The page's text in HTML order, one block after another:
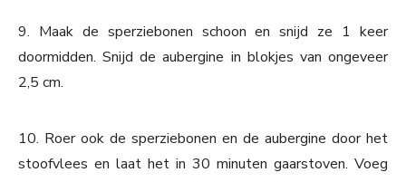
9. Maak de sperziebonen schoon en snijd ze 1 keer
doormidden. Snijd de aubergine in blokjes van ongeveer
2,5 cm.
10. Roer ook de sperziebonen en de aubergine door het
stoofvlees en laat het in 30 minuten gaarstoven. Voeg